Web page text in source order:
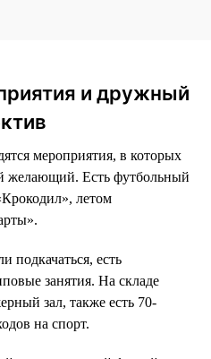
и дружный
мероприятия, в которых
желающий. Есть футбольный
летом
подкачаться, есть
занятия. На складе
зал, также есть 70-
на спорт.